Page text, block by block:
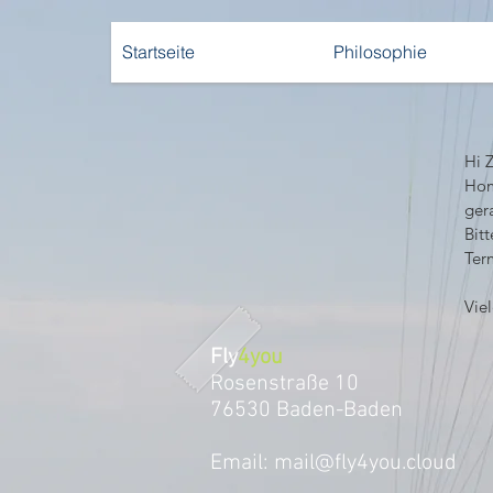
Startseite Philosophie
Hi
Fly4you
Rosenstraße 10
76530 Baden-Baden
Email: mail@fly4you.cloud